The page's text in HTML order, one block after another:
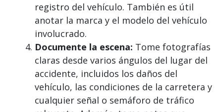
registro del vehículo. También es útil
anotar la marca y el modelo del vehículo
involucrado.
Documente la escena: Tome fotografías
claras desde varios ángulos del lugar del
accidente, incluidos los daños del
vehículo, las condiciones de la carretera y
cualquier señal o semáforo de tráfico